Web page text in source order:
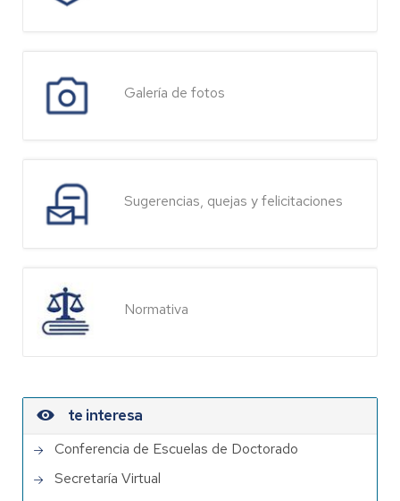
Galería de fotos
Sugerencias, quejas y felicitaciones
Normativa
te interesa
Conferencia de Escuelas de Doctorado
Secretaría Virtual